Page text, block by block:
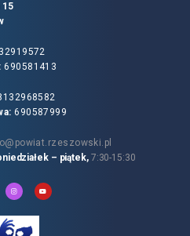
15
690581413
690587999
– piątek, 7:30-15:30